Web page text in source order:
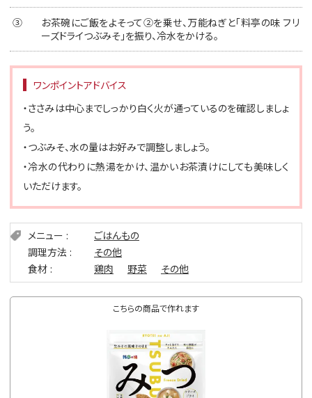
③
お茶碗にご飯をよそって②を乗せ、万能ねぎと「料亭の味 フリ
ーズドライつぶみそ」を振り、冷水をかける。
ワンポイントアドバイス
・ささみは中心までしっかり白く火が通っているのを確認しましょ
う。
・つぶみそ、水の量はお好みで調整しましょう。
・冷水の代わりに熱湯をかけ、温かいお茶漬けにしても美味しく
いただけます。
メニュー
ごはんもの
調理方法
その他
食材
鶏肉 野菜 その他
こちらの商品で作れます